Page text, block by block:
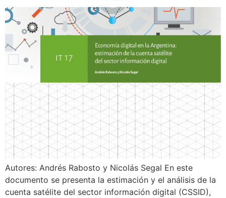
Autores: Andrés Rabosto y Nicolás Segal En este
documento se presenta la estimación y el análisis de la
cuenta satélite del sector información digital (CSSID),